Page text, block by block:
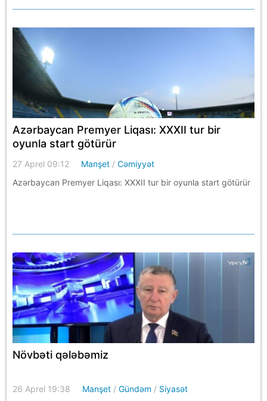
Azərbaycan Premyer Liqası: XXXII tur bir
oyunla start götürür
27 Aprel 09:12 Manşet /Cəmiyyət
Azərbaycan Premyer Liqası: XXXII tur bir oyunla start götürür
Növbəti qələbəmiz
26 Aprel 19:38 Manşet /Gündəm / Siyasət